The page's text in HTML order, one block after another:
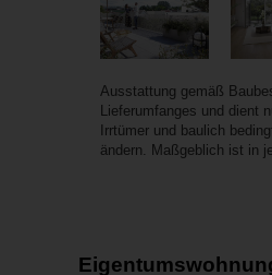
Ausstattung gemäß
Lieferumfanges und dient
Irrtümer und baulich
ändern. Maßgeblich ist in